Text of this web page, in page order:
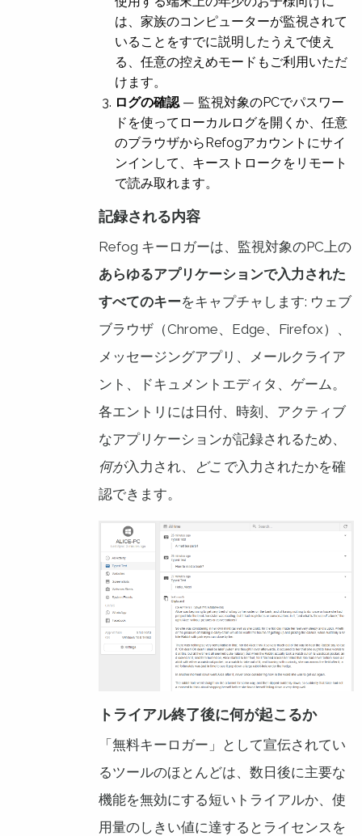
は、家族のコンピューターが監視されて
いることをすでに説明したうえで使え
る、任意の控えめモードもご利用いただ
けます。
ログの確認— 監視対象のPCでパスワー
ドを使ってローカルログを開くか、任意
のブラウザからRefogアカウントにサイ
ンインして、キーストロークをリモート
で読み取れます。
記録される内容
Refog キーロガーは、監視対象のPC上の
あらゆるアプリケーションで入力された
すべてのキーをキャプチャします: ウェブ
ブラウザ（Chrome、Edge、Firefox）、
メッセージングアプリ、メールクライア
ント、ドキュメントエディタ、ゲーム。
各エントリには日付、時刻、アクティブ
なアプリケーションが記録されるため、
何が入力され、 どこで入力されたかを確
認できます。
トライアル終了後に何が起こるか
「無料キーロガー」として宣伝されてい
るツールのほとんどは、数日後に主要な
機能を無効にする短いトライアルか、使
用量のしきい値に達するとライセンスを